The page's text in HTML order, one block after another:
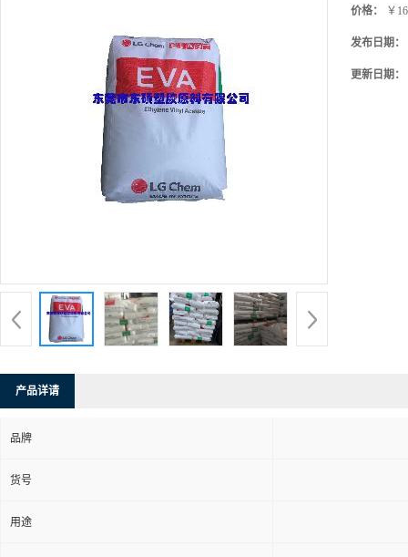
价格： ￥
发布日期：
更新日期：
产品详请
品牌
货号
用途